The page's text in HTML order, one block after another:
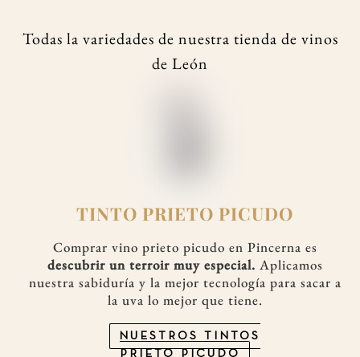
Todas la variedades de nuestra tienda de vinos
de León
TINTO PRIETO PICUDO
Comprar vino prieto picudo en Pincerna es
descubrir un terroir muy especial. Aplicamos
nuestra sabiduría y la mejor tecnología para sacar a
la uva lo mejor que tiene.
NUESTROS TINTOS
PRIETO PICUDO